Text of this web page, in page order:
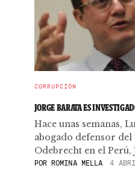
CORRUPCIÓN
JORGE BARATA ES
Hace unas semanas,
abogado defensor
Odebrecht en el Perú,
POR ROMINA MELLA 4